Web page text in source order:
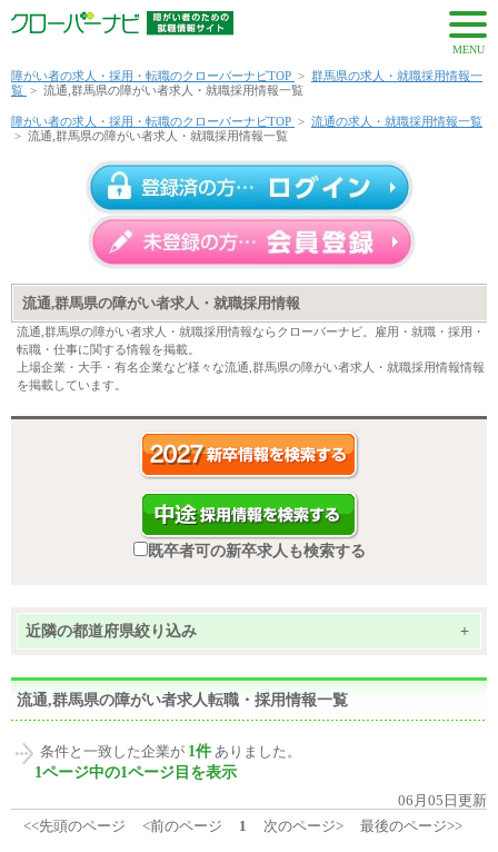
MENU
障がい者の求人・採用・転職のクローバーナビTOP > 群馬県の求人・就職採用情報一
覧 > 流通,群馬県の障がい者求人・就職採用情報一覧
障がい者の求人・採用・転職のクローバーナビTOP > 流通の求人・就職採用情報一覧
> 流通,群馬県の障がい者求人・就職採用情報一覧
流通,群馬県の障がい者求人・就職採用情報
流通,群馬県の障がい者求人・就職採用情報ならクローバーナビ。雇用・就職・採用・
転職・仕事に関する情報を掲載。
上場企業・大手・有名企業など様々な流通,群馬県の障がい者求人・就職採用情報情報
を掲載しています。
既卒者可の新卒求人も検索する
近隣の都道府県絞り込み +
流通,群馬県の障がい者求人転職・採用情報一覧
条件と一致した企業が 1件 ありました。
1ページ中の1ページ目を表示
06月05日更新
<<先頭のページ
<前のページ 1 次のページ> 最後のページ>>